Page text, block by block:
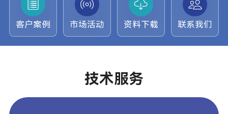
客户案例 市场活动 资料下载 联系我们
技术服务